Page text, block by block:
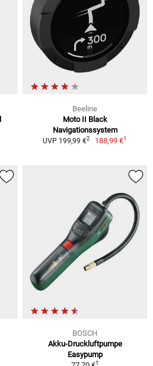
Beeline
Moto II Black
Navigationssystem
UVP 199,99 €2 188,99 €1
BOSCH
Akku-Druckluftpumpe
Easypump
1